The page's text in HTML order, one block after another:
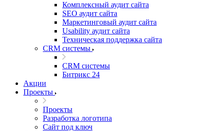
Комплексный аудит сайта
SEO аудит сайта
Маркетинговый аудит сайта
Usability аудит сайта
Техническая поддержка сайта
CRM системы
CRM системы
Битрикс 24
Акции
Проекты
Проекты
Разработка логотипа
Сайт под ключ